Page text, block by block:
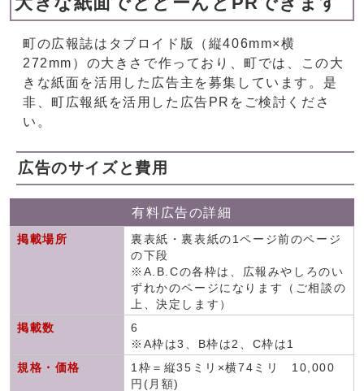
町の広報誌はタブロイド版（縦406mm×横
272mm）の大きさで作っており、町では、この大
きな紙面を活用した広告主を募集しています。是
非、町広報紙を活用した広告PRをご検討くださ
い。
広告のサイズと費用
有料広告の詳細
掲載場所
裏表紙・裏表紙の1ページ前のページ
の下段
※A.B.Cの各枠は、広報みやしろのい
ずれかのページになります（ご相談の
上、決定します）
掲載数
6
※A枠は3、B枠は2、C枠は1
規格・価格
1枠＝縦35ミリ×横74ミリ 10,000
円(月額)